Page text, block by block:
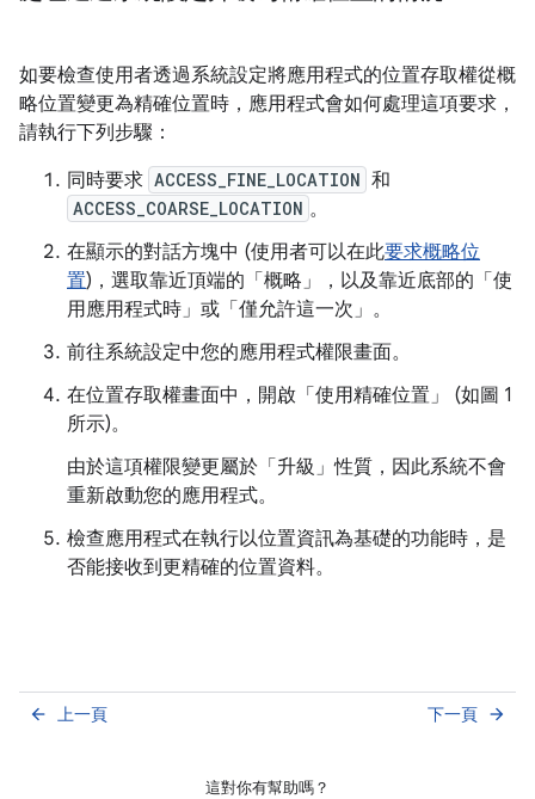
如要檢查使用者透過系統設定將應用程式的位置存取權從概
略位置變更為精確位置時，應用程式會如何處理這項要求，
請執行下列步驟：
同時要求 ACCESS_FINE_LOCATION 和
ACCESS_COARSE_LOCATION 。
在顯示的對話方塊中 (使用者可以在此要求概略位
置)，選取靠近頂端的「概略」
，以及靠近底部的「使
用應用程式時」 或「僅允許這一次」 。
前往系統設定中您的應用程式權限畫面。
在位置存取權畫面中，開啟「使用精確位置」
(如圖 1
所示)。
由於這項權限變更屬於「升級」性質，因此系統不會
重新啟動您的應用程式。
檢查應用程式在執行以位置資訊為基礎的功能時，是
否能接收到更精確的位置資料。
上一頁
arrow_back 下一頁 arrow_forward
這對你有幫助嗎？